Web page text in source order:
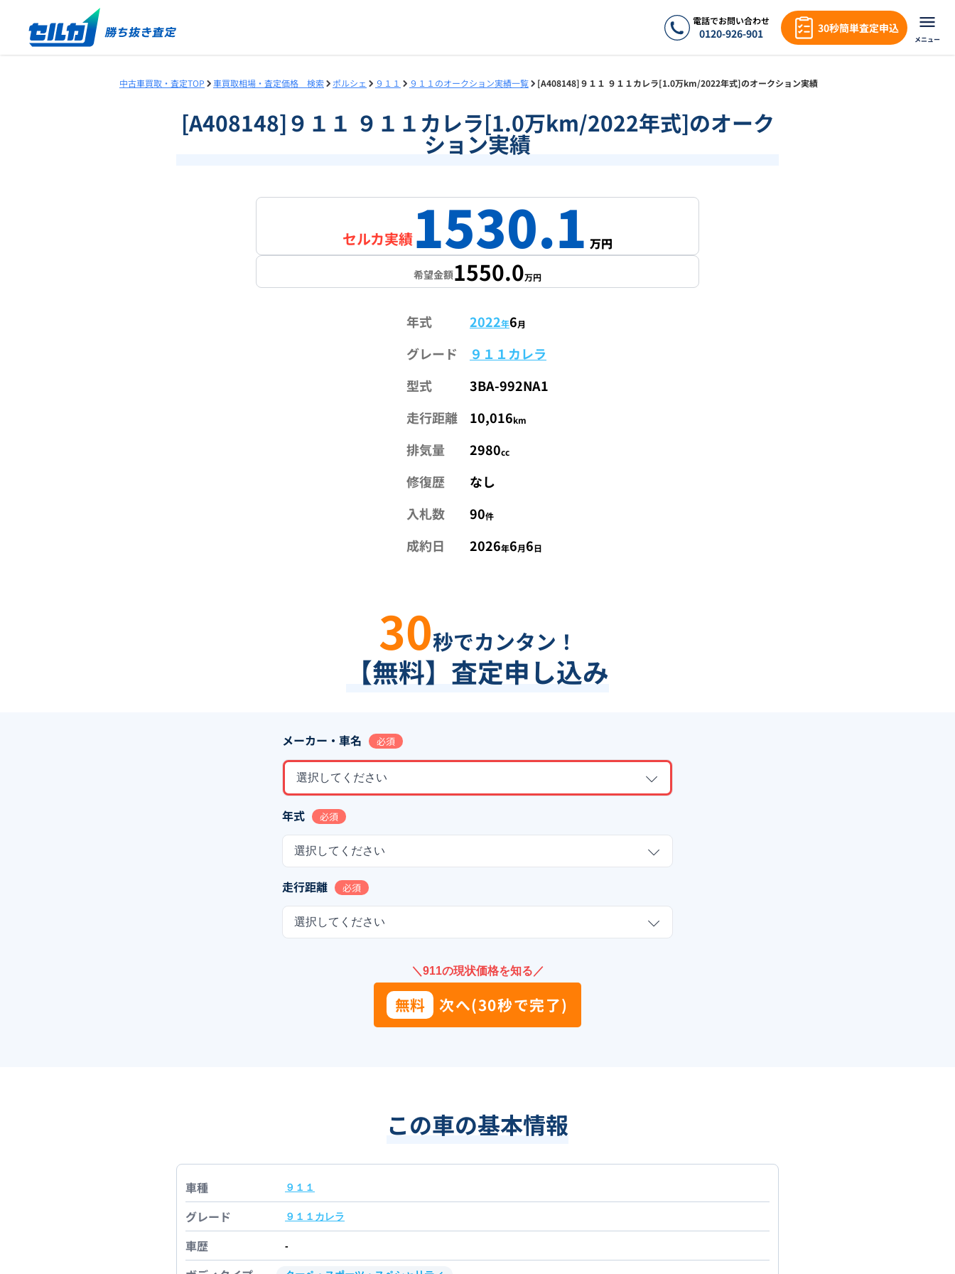
電話でお問い合わせ
0120-926-901 30秒簡単査定申込
メニュー
中古車買取・査定TOP 車買取相場・査定価格 検索 ポルシェ ９１１ ９１１のオークション実績一覧 [A408148]９１１ ９１１カレラ[1.0万km/2022年式]のオークション実績
[A408148]９１１ ９１１カレラ[1.0万km/2022年式]のオーク
ション実績
1/1
セルカ実績1530.1 万円
希望金額1550.0万円
年式 2022年6月
グレード
９１１カレラ
型式
3BA-992NA1
走行距離
10,016km
排気量 2980cc
修復歴
なし
入札数
90件
成約日 2026年6月6日
30秒でカンタン！
【無料】査定申し込み
メーカー・車名 必須
選択してください
年式 必須
選択してください
走行距離 必須
選択してください
＼911の現状価格を知る／
無料 次へ(30秒で完了)
この車の基本情報
車種 ９１１
グレード ９１１カレラ
車歴 -